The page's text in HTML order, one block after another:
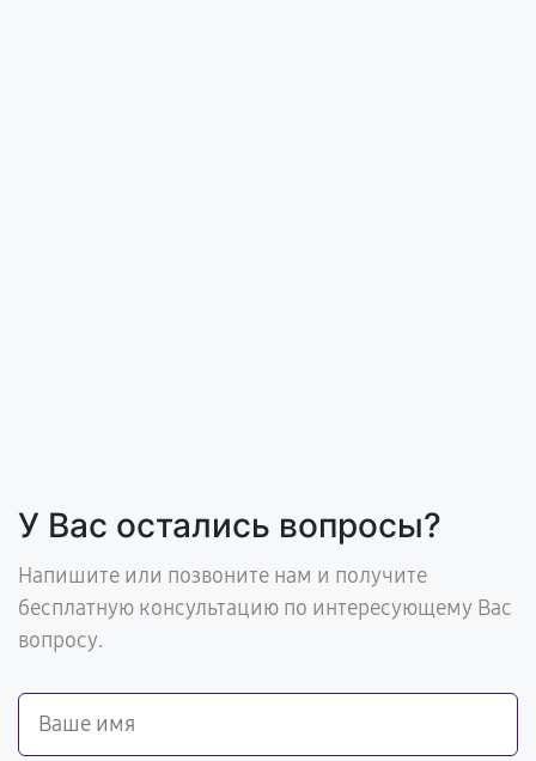
У Вас остались вопросы?
Напишите или позвоните нам и получите
бесплатную консультацию по интересующему Вас
вопросу.